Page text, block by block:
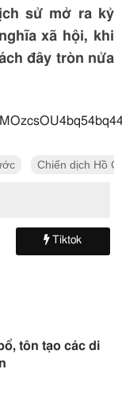
sử mở ra kỷ
xã hội, khi
đây tròn nửa
Chiến dịch Hồ
Tiktok
tôn tạo các di